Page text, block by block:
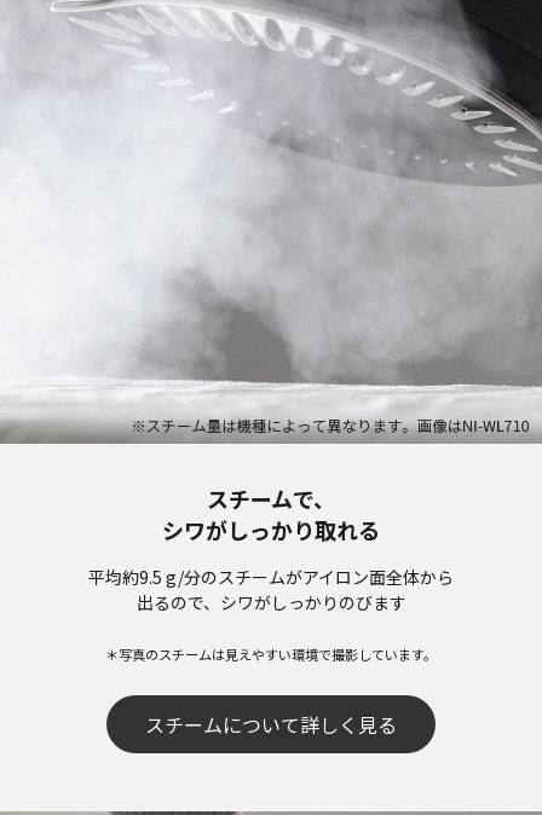
スチームで、
シワがしっかり取れる
平均約9.5 g/分のスチームがアイロン面全体から
出るので、シワがしっかりのびます
＊写真のスチームは見えやすい環境で撮影しています。
スチームについて詳しく見る